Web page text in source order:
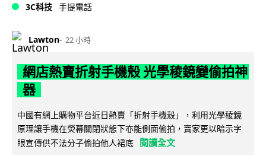
3C科技 手提電話
Lawton 22 小時
網店熱賣折射手機殼 光學稜鏡變偷拍神
器
中國有網上購物平台近日熱賣「折射手機殼」，利用光學稜鏡
原理讓手機在熒幕關閉狀態下亦能側面偷拍，賣家更以暗示字
眼宣傳供不法分子偷拍他人裙底
閱讀全文